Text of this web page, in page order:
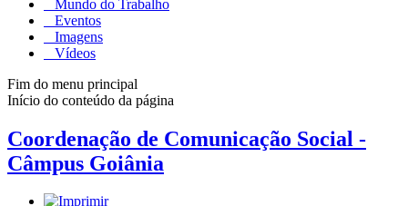
Mundo do Trabalho
Eventos
Imagens
Vídeos
Fim do menu principal
Início do conteúdo da página
Coordenação de Comunicação Social -
Câmpus Goiânia